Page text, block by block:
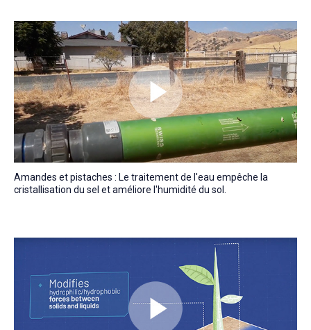
Amandes et pistaches : Le traitement de l'eau empêche la
cristallisation du sel et améliore l'humidité du sol.